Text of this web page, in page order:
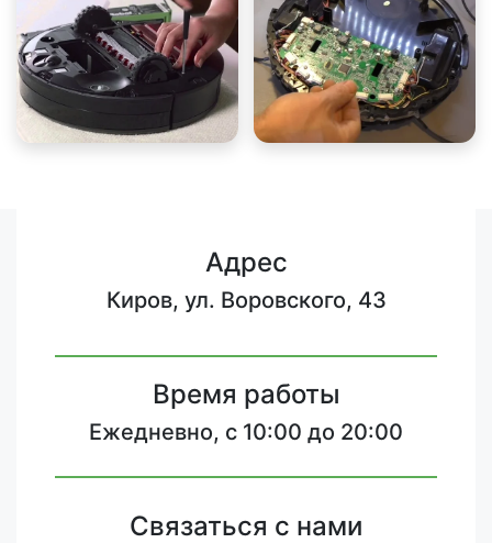
Адрес
Киров, ул. Воровского, 43
Время работы
Ежедневно, с 10:00 до 20:00
Связаться с нами